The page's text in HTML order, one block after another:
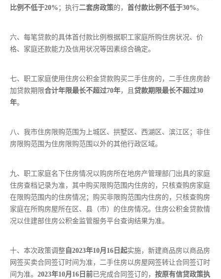
比例不低于20% ；执行二套房政策的， 首付款比例不低于30%。
六、每笔贷款的具体首付款比例根据职工家庭所购住房状况、价
格、家庭还款能力及信用状况等因素综合确定。
七、职工家庭使用住房公积金贷款购买二手住房的，二手住房房龄
加贷款期限合计年限最长不超过70年，且 贷款期限最长不超过30
年。
八、我市住房限购范围为上城区、拱墅区、西湖区、滨江区；非住
房限购范围为住房限购范围以外的其他行政区域。
九、职工家庭名下住房情况以购房所在地房产管理部门出具的家庭
住房查档记录为准，其中购买限购范围内住房的，只核查购房家庭
在限购范围内的住房情况；购买非限购范围内住房的，只核查购房
家庭在所购房屋所在区、县（市）的住房情况。住房公积金贷款情
况以住建部住房公积金监管服务平台查询结果为准。
十、本次政策调整 自 2023年10月16日起实施，新建商品房以商品房
网签买卖合同签订时间为准，二手住房以房屋网签转让合同签订时
间为准。 2023年10月16日前已完成合同签订的， 按原有信贷政策执